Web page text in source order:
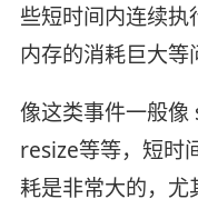
些短时间内连续
内存的消耗巨大等
像这类事件一般
resize等等，短时
耗是非常大的，